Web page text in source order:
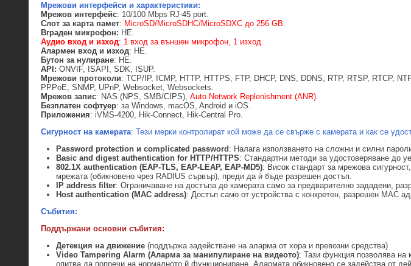
Мрежови интерфейси и характеристики:
Мрежов интерфейс: 10/100 Mbps RJ-45 port.
Слот за карта памет: MicroSD/MicroSDHC/MicroSDXC до 256 GB.
Вграден микрофон: НЕ.
Аудио вход и изход: 1 вход за външен микрофон, 1 изход.
Алармен вход и изход: НЕ.
Бутон за нулиране: НЕ.
API: ONVIF, ISAPI, SDK, ISUP.
Мрежови протоколи: TCP/IP, ICMP, HTTP, HTTPS, FTP, DHCP, DNS, DDNS, RTP, RTSP, RTCP,
PPPoE, SNMP, UPnP, Websocket, Websockets.
Мрежов запис: NAS (NPS, SMB/CIPS), Auto Network Replenishment (ANR).
Безплатен софтуер: за Windows, macOS, Android и iOS.
Приложения: iVMS-4200, Hik-Connect, Hik-Central Pro.
Сигурност на камерата: Тези мерки контролират кой може да се свърже с камерата и как се
Password protection и complicated password : Налага използването на сложни и силни
Basic and digest authentication for HTTP/HTTPS: Стандартни методи за удостоверяване до
802.1X authentication (EAP-TLS, EAP-LEAP, EAP-MD5): Висок стандарт за мрежова
мрежата (обикновено чрез RADIUS сървър), преди да ѝ бъде разрешен достъп.
IP address filter: Ограничаване на достъпа до камерата само за предварително зададени,
Host authentication (MAC address): Достъп само от устройства с конкретен, разрешен MAC
Събития:
Поддържани основни събития:
Детекция на движение (поддържа задействане на аларма от хора и превозни средства)
Video Tampering Alarm (Аларма за манипулиране на видеото): Тази функция позволява на
опитва да попречи на нормалното й функциониране. Алармата обикновено се задейства от